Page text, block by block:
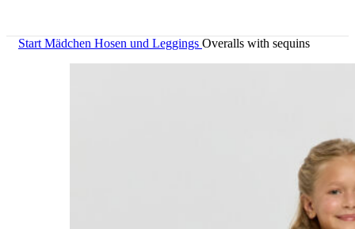
Start Mädchen Hosen und Leggings Overalls with sequins